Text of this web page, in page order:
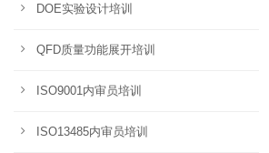
DOE实验设计培训
QFD质量功能展开培训
ISO9001内审员培训
ISO13485内审员培训